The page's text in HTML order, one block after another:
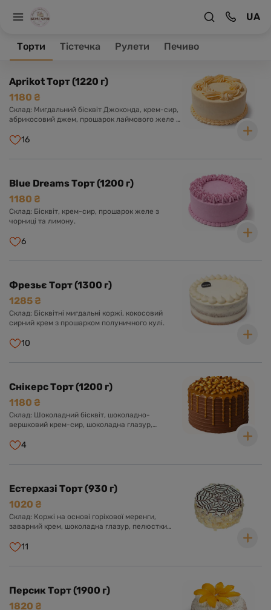
UA
Торти Тістечка Рулети Печиво
На головну
Торти
Aprikot Торт (1220 г)
1180 ₴
Склад: Мигдальний бісквіт Джоконда, крем-сир,
абрикосовий джем, прошарок лаймового желе з
16
Blue Dreams Торт (1200 г)
1180 ₴
Склад: Бісквіт, крем-сир, прошарок желе з
чорниці та лимону.
6
Фрезьє Торт (1300 г)
1285 ₴
Склад: Бісквітні мигдальні коржі, кокосовий
сирний крем з прошарком полуничного кулі.
10
Снікерс Торт (1200 г)
1180 ₴
Склад: Шоколадний бісквіт, шоколадно-
вершковий крем-сир, шоколадна глазур,
Оформлений арахісом і солоною карамеллю.
4
Естерхазі Торт (930 г)
1020 ₴
Склад: Коржі на основі горіхової меренги,
заварний крем, шоколадна глазур, пелюстки
11
Персик Торт (1900 г)
1820 ₴